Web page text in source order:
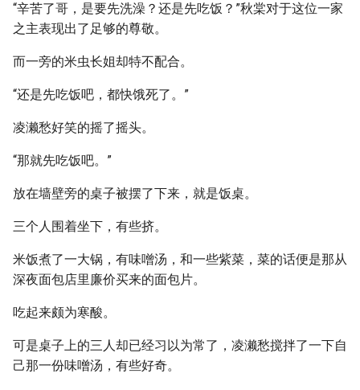
“辛苦了哥，是要先洗澡？还是先吃饭？”秋棠对于这位一家
之主表现出了足够的尊敬。
而一旁的米虫长姐却特不配合。
“还是先吃饭吧，都快饿死了。”
凌濑愁好笑的摇了摇头。
“那就先吃饭吧。”
放在墙壁旁的桌子被摆了下来，就是饭桌。
三个人围着坐下，有些挤。
米饭煮了一大锅，有味噌汤，和一些紫菜，菜的话便是那从
深夜面包店里廉价买来的面包片。
吃起来颇为寒酸。
可是桌子上的三人却已经习以为常了，凌濑愁搅拌了一下自
己那一份味噌汤，有些好奇。